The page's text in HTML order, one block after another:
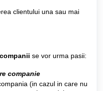
clientului una sau mai
se vor urma pasii:
companie
(in cazul in care nu